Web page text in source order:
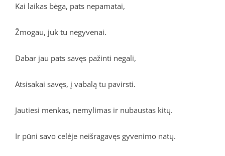
Kai laikas bėga, pats nepamatai,
Žmogau, juk tu negyvenai.
Dabar jau pats savęs pažinti negali,
Atsisakai savęs, į vabalą tu pavirsti.
Jautiesi menkas, nemylimas ir nubaustas kitų.
Ir pūni savo celėje neišragavęs gyvenimo natų.